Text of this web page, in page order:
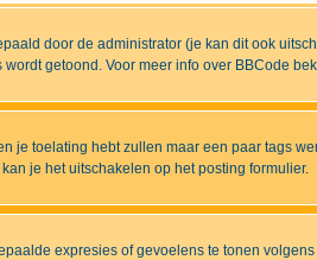
door de administrator (je kan dit ook
getoond. Voor meer info over BBCode
je toelating hebt zullen maar een paar tags
je het uitschakelen op het posting formulier.
expresies of gevoelens te tonen